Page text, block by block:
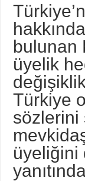
bulunan
üyelik
Türkiye
sözlerini
üyeliğini